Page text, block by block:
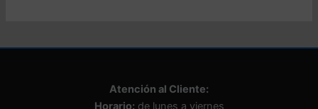
Atención al Cliente:
Horario: de lunes a viernes